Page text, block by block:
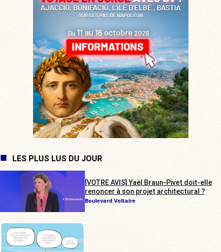
LES PLUS LUS DU JOUR
[VOTRE AVIS] Yaël Braun-Pivet doit-elle
renoncer à son projet architectural ?
Boulevard Voltaire